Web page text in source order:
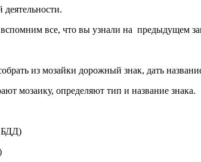
все, что вы узнали на предыдущем
из мозайки дорожный знак, дать
мозаику, определяют тип и название знака.
БДД)